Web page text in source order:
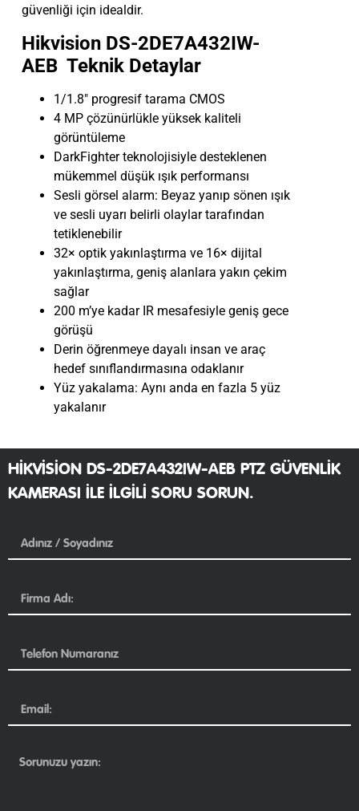
güvenliği için idealdir.
Hikvision DS-2DE7A432IW-
AEB Teknik Detaylar
1/1.8″ progresif tarama CMOS
4 MP çözünürlükle yüksek kaliteli
görüntüleme
DarkFighter teknolojisiyle desteklenen
mükemmel düşük ışık performansı
Sesli görsel alarm: Beyaz yanıp sönen ışık
ve sesli uyarı belirli olaylar tarafından
tetiklenebilir
32× optik yakınlaştırma ve 16× dijital
yakınlaştırma, geniş alanlara yakın çekim
sağlar
200 m’ye kadar IR mesafesiyle geniş gece
görüşü
Derin öğrenmeye dayalı insan ve araç
hedef sınıflandırmasına odaklanır
Yüz yakalama: Aynı anda en fazla 5 yüz
yakalanır
HIKVISION DS-2DE7A432IW-AEB PTZ GÜVENLIK
KAMERASI ILE ILGILI SORU SORUN.